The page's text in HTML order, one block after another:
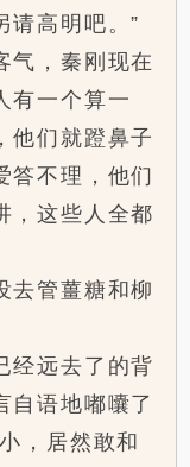
请高明吧。”
，秦刚现在
有一个算一
他们就蹬鼻子
答不理，他们
，这些人全都
管薑糖和柳
远去了的背
自语地嘟囔了
，居然敢和